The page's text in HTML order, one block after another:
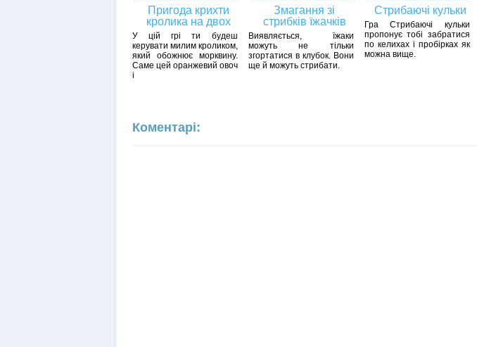
Пригода крихти
кролика на двох
У цій грі ти будеш
керувати милим кроликом,
який обожнює морквину.
Саме цей оранжевий овоч
і
Змагання зі
стрибків їжачків
Виявляється, їжаки
можуть не тільки
згортатися в клубок. Вони
ще й можуть стрибати.
Стрибаючі кульки
Гра Стрибаючі кульки
пропонує тобі забратися
по келихах і пробірках як
можна вище.
Коментарі: